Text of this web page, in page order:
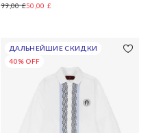
99,00 £50,00 £
ДАЛЬНЕЙШИЕ СКИДКИ
40% OFF